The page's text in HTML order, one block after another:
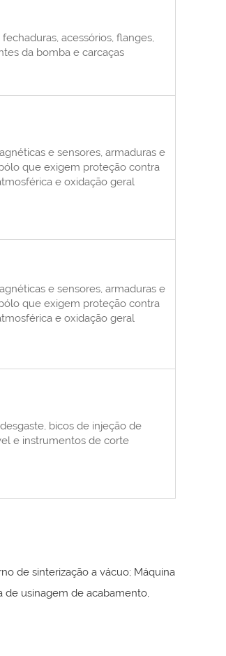
fechaduras, acessórios, flanges,
da bomba e carcaças
e sensores, armaduras e
que exigem proteção contra
e oxidação geral
e sensores, armaduras e
que exigem proteção contra
e oxidação geral
bicos de injeção de
e instrumentos de corte
de sinterização a vácuo; Máquina
de usinagem de acabamento,